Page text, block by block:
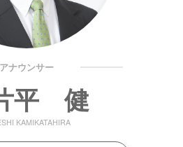
アナウンサー
平 健
KAMIKATAHIRA